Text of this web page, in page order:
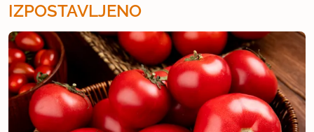
IZPOSTAVLJENO